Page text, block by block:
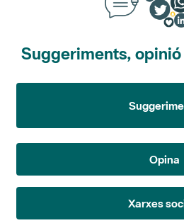
Suggeriments,
Opina
Xarxes